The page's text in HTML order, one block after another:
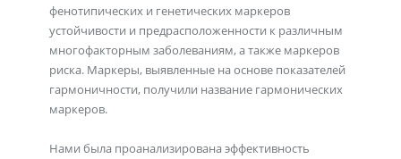
фенотипических и генетических маркеров
устойчивости и предрасположенности к различным
многофакторным заболеваниям, а также маркеров
риска. Маркеры, выявленные на основе показателей
гармоничности, получили название гармонических
маркеров.
Нами была проанализирована эффективность